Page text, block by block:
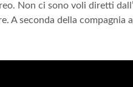
Non ci sono voli diretti
A seconda della